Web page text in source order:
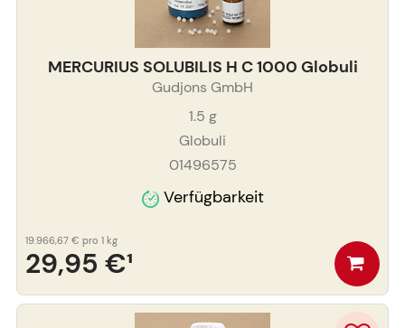
MERCURIUS SOLUBILIS H C 1000 Globuli
Gudjons GmbH
1.5 g
Globuli
01496575
Verfügbarkeit
29,95 €¹
19.966,67 € pro 1 kg